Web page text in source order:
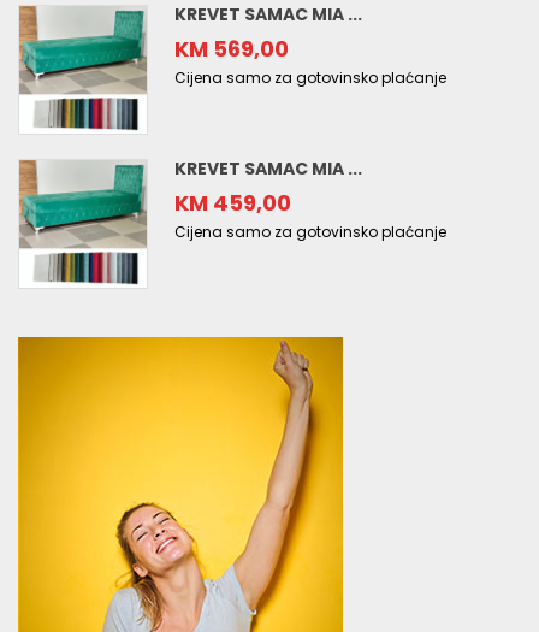
KREVET SAMAC MIA ...
KM 569,00
Cijena samo za gotovinsko plaćanje
KREVET SAMAC MIA ...
KM 459,00
Cijena samo za gotovinsko plaćanje